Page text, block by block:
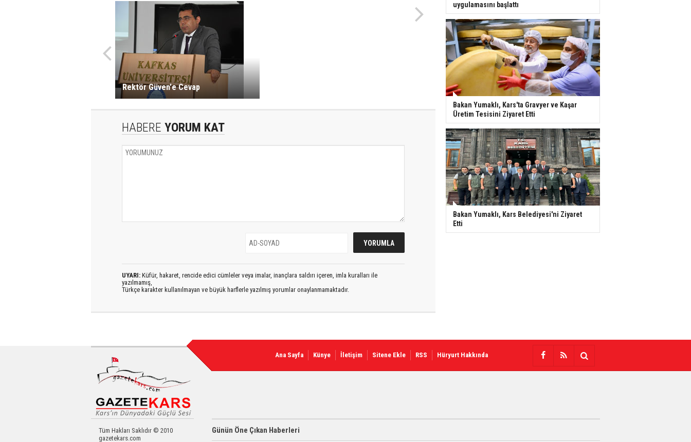
Rektör Güven'e Cevap
HABERE YORUM KAT
UYARI: Küfür, hakaret, rencide edici cümleler veya imalar, inançlara saldırı içeren, imla kuralları ile
yazılmamış,
Türkçe karakter kullanılmayan ve büyük harflerle yazılmış yorumlar onaylanmamaktadır.
uygulamasını başlattı
Bakan Yumaklı, Kars'ta Gravyer ve Kaşar
Üretim Tesisini Ziyaret Etti
Bakan Yumaklı, Kars Belediyesi'ni Ziyaret
Etti
Ana Sayfa Künye İletişim Sitene Ekle RSS Hüryurt Hakkında
Tüm Hakları Saklıdır © 2010
gazetekars.com
Günün Öne Çıkan Haberleri